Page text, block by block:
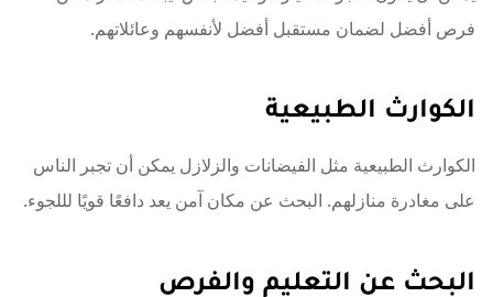
فرص أفضل لضمان مستقبل أفضل لأنفسهم وعائلاتهم.
الكوارث الطبيعية
الكوارث الطبيعية مثل الفيضانات والزلازل يمكن أن تجبر الناس
على مغادرة منازلهم. البحث عن مكان آمن يعد دافعًا قويًا لللجوء.
البحث عن التعليم والفرص